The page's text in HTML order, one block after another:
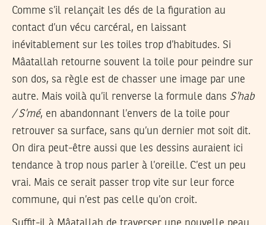
Comme s’il relançait les dés de la figuration au
contact d’un vécu carcéral, en laissant
inévitablement sur les toiles trop d’habitudes. Si
Mâatallah retourne souvent la toile pour peindre sur
son dos, sa règle est de chasser une image par une
autre. Mais voilà qu’il renverse la formule dans S’hab
/ S’mé, en abandonnant l’envers de la toile pour
retrouver sa surface, sans qu’un dernier mot soit dit.
On dira peut-être aussi que les dessins auraient ici
tendance à trop nous parler à l’oreille. C’est un peu
vrai. Mais ce serait passer trop vite sur leur force
commune, qui n’est pas celle qu’on croit.